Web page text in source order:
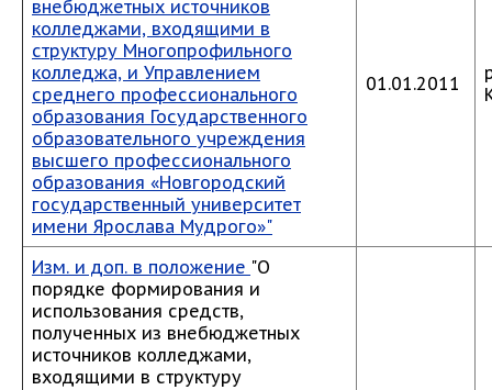
внебюджетных источников
колледжами, входящими в
структуру Многопрофильного
колледжа, и Управлением
среднего профессионального
образования Государственного
образовательного учреждения
высшего профессионального
образования «Новгородский
государственный университет
имени Ярослава Мудрого»"
01.01.2011
Изм. и доп. в положение "О
порядке формирования и
использования средств,
полученных из внебюджетных
источников колледжами,
входящими в структуру